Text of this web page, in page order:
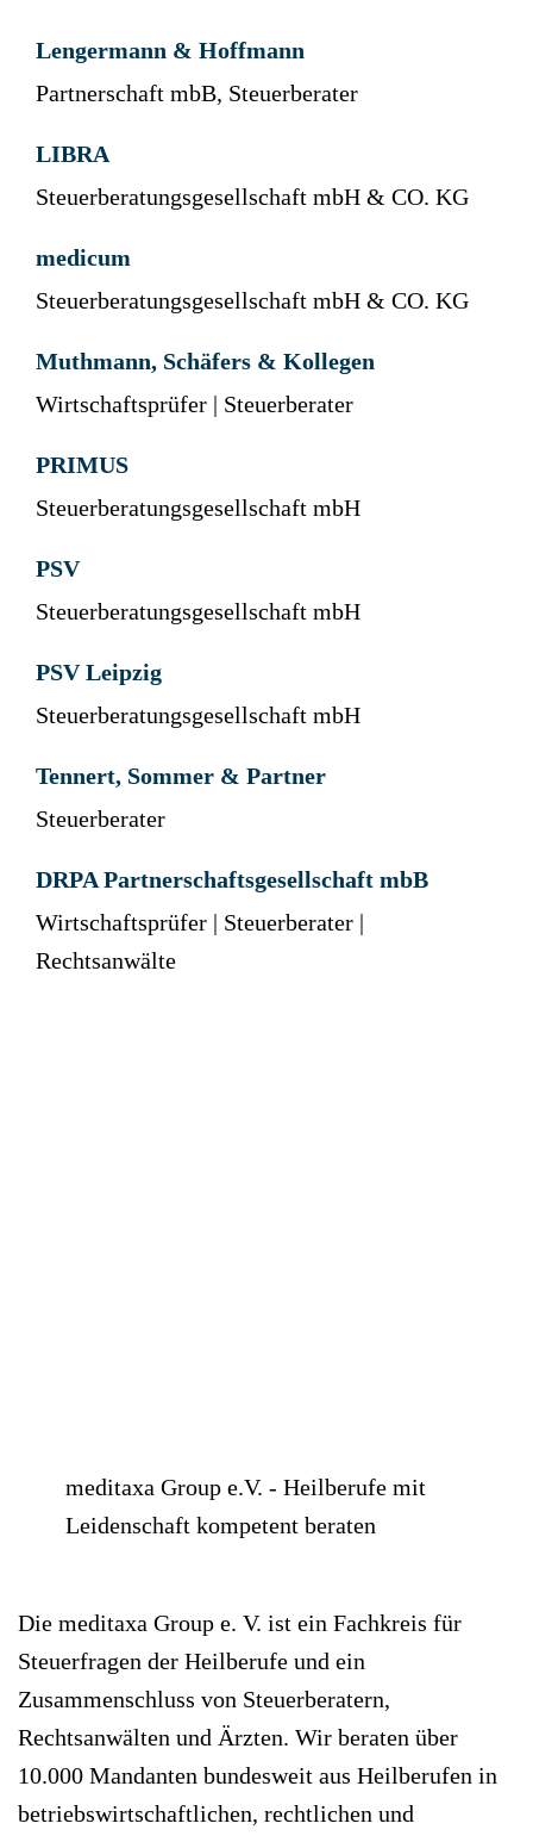
Lengermann & Hoffmann
Partnerschaft mbB, Steuerberater
LIBRA
Steuerberatungsgesellschaft mbH & CO. KG
medicum
Steuerberatungsgesellschaft mbH & CO. KG
Muthmann, Schäfers & Kollegen
Wirtschaftsprüfer | Steuerberater
PRIMUS
Steuerberatungsgesellschaft mbH
PSV
Steuerberatungsgesellschaft mbH
PSV Leipzig
Steuerberatungsgesellschaft mbH
Tennert, Sommer & Partner
Steuerberater
DRPA Partnerschaftsgesellschaft mbB
Wirtschaftsprüfer | Steuerberater |
Rechtsanwälte
meditaxa Group e.V. - Heilberufe mit
Leidenschaft kompetent beraten
Die meditaxa Group e. V. ist ein Fachkreis für
Steuerfragen der Heilberufe und ein
Zusammenschluss von Steuerberatern,
Rechtsanwälten und Ärzten. Wir beraten über
10.000 Mandanten bundesweit aus Heilberufen in
betriebswirtschaftlichen, rechtlichen und